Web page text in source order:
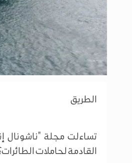
الطريق
تساءلت مجلة "ناشونال
القادمة لحاملات